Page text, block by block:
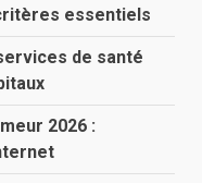
essentiels
de santé
2026 :